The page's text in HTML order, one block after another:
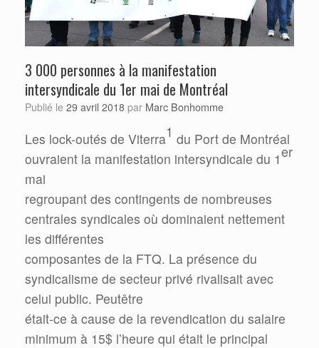
3 000 personnes à la manifestation
intersyndicale du 1er mai de Montréal
Publié le 29 avril 2018 par Marc Bonhomme
Les lock-outés de Viterra1 du Port de Montréal
ouvraient la manifestation intersyndicale du 1er
mai
regroupant des contingents de nombreuses
centrales syndicales où dominaient nettement
les différentes
composantes de la FTQ. La présence du
syndicalisme de secteur privé rivalisait avec
celui public. Peutêtre
était-ce à cause de la revendication du salaire
minimum à 15$ l’heure qui était le principal